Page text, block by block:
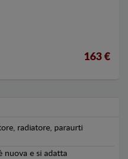
163 €
radiatore, paraurti
nuova e si adatta